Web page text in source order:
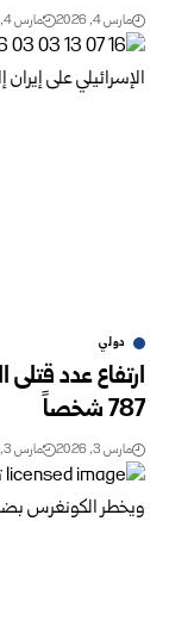
مارس 4, 2026 مارس 4, 2026
دولي
ارتفاع عدد قتلى
787 شخصاً
مارس 3, 2026 مارس 3, 2026